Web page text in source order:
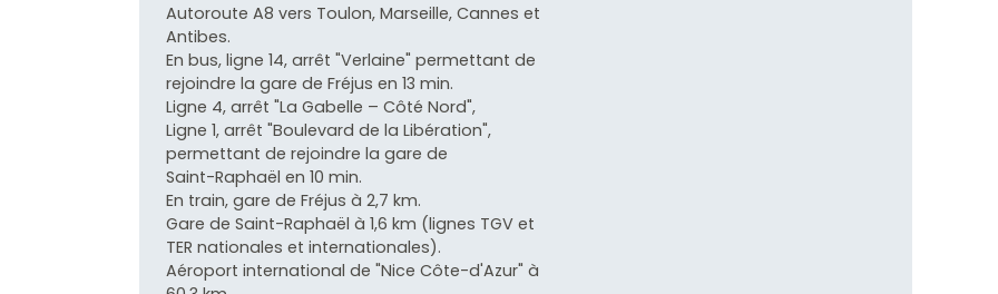
Autoroute A8 vers Toulon, Marseille, Cannes et
Antibes.
En bus, ligne 14, arrêt "Verlaine" permettant de
rejoindre la gare de Fréjus en 13 min.
Ligne 4, arrêt "La Gabelle – Côté Nord",
Ligne 1, arrêt "Boulevard de la Libération",
permettant de rejoindre la gare de
Saint-Raphaël en 10 min.
En train, gare de Fréjus à 2,7 km.
Gare de Saint-Raphaël à 1,6 km (lignes TGV et
TER nationales et internationales).
Aéroport international de "Nice Côte-d'Azur" à